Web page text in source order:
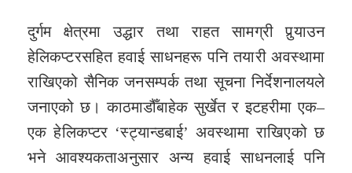
दुर्गम क्षेत्रमा उद्धार तथा राहत सामग्री पुर्‍याउन
हेलिकप्टरसहित हवाई साधनहरू पनि तयारी अवस्थामा
राखिएको सैनिक जनसम्पर्क तथा सूचना निर्देशनालयले
जनाएको छ। काठमाडौँबाहेक सुर्खेत र इटहरीमा एक–
एक हेलिकप्टर ‘स्ट्यान्डबाई’ अवस्थामा राखिएको छ
भने आवश्यकताअनुसार अन्य हवाई साधनलाई पनि